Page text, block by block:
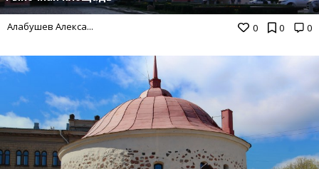
0 0 0
Алабушев Алекса...